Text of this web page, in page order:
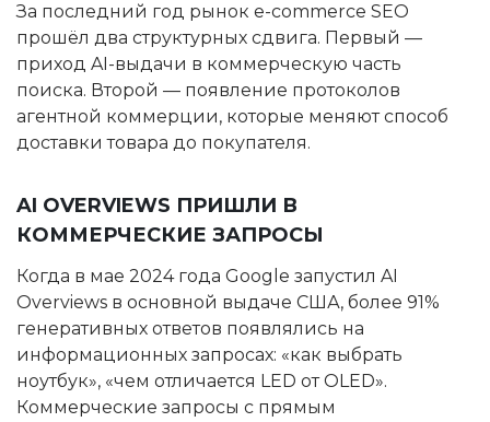
За последний год рынок e-commerce SEO
прошёл два структурных сдвига. Первый —
приход AI-выдачи в коммерческую часть
поиска. Второй — появление протоколов
агентной коммерции, которые меняют способ
доставки товара до покупателя.
AI OVERVIEWS ПРИШЛИ В
КОММЕРЧЕСКИЕ ЗАПРОСЫ
Когда в мае 2024 года Google запустил AI
Overviews в основной выдаче США, более 91%
генеративных ответов появлялись на
информационных запросах: «как выбрать
ноутбук», «чем отличается LED от OLED».
Коммерческие запросы с прямым